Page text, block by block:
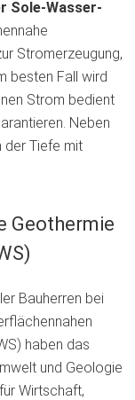
Sole-Wasser-
Stromerzeugung,
besten Fall wird
Strom bedient
Neben
der Tiefe mit
Geothermie
Bauherren bei
haben das
und Geologie
Wirtschaft,